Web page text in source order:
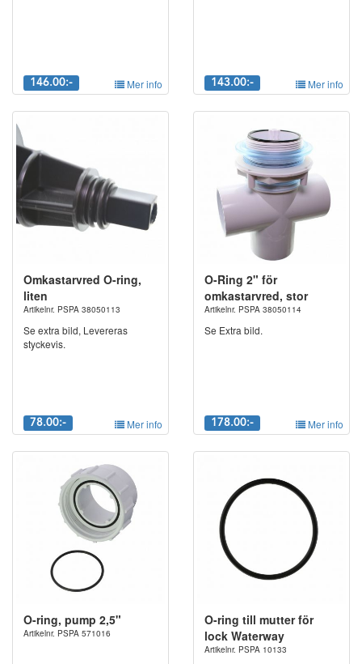
146.00:- Mer info 143.00:- Mer info
Omkastarvred O-ring,
liten
Artikelnr. PSPA 38050113
Se extra bild, Levereras
styckevis.
78.00:- Mer info
O-Ring 2" för
omkastarvred, stor
Artikelnr. PSPA 38050114
Se Extra bild.
178.00:- Mer info
O-ring, pump 2,5"
Artikelnr. PSPA 571016
O-ring till mutter för
lock Waterway
Artikelnr. PSPA 10133